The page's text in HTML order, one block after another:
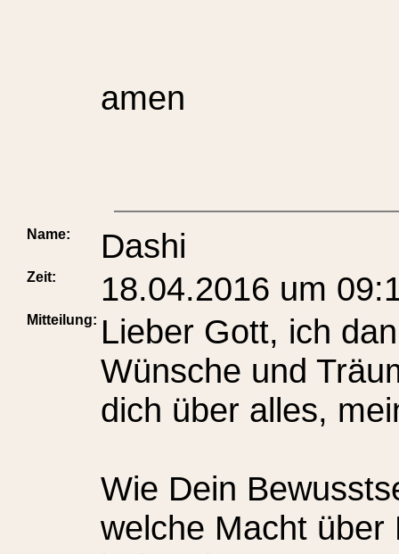
amen
Name: Dashi
Zeit: 18.04.2016 um
Mitteilung: Lieber Gott, ich
Wünsche und
dich über alles,
Wie Dein
welche Macht über